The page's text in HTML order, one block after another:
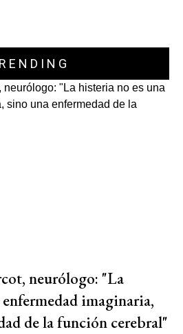
neurólogo: "La
imaginaria,
de la función cerebral"